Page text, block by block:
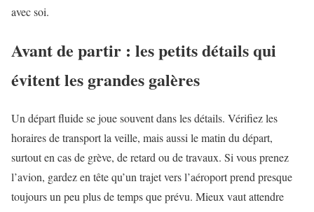
avec soi.
Avant de partir : les petits détails qui
évitent les grandes galères
Un départ fluide se joue souvent dans les détails. Vérifiez les
horaires de transport la veille, mais aussi le matin du départ,
surtout en cas de grève, de retard ou de travaux. Si vous prenez
l’avion, gardez en tête qu’un trajet vers l’aéroport prend presque
toujours un peu plus de temps que prévu. Mieux vaut attendre